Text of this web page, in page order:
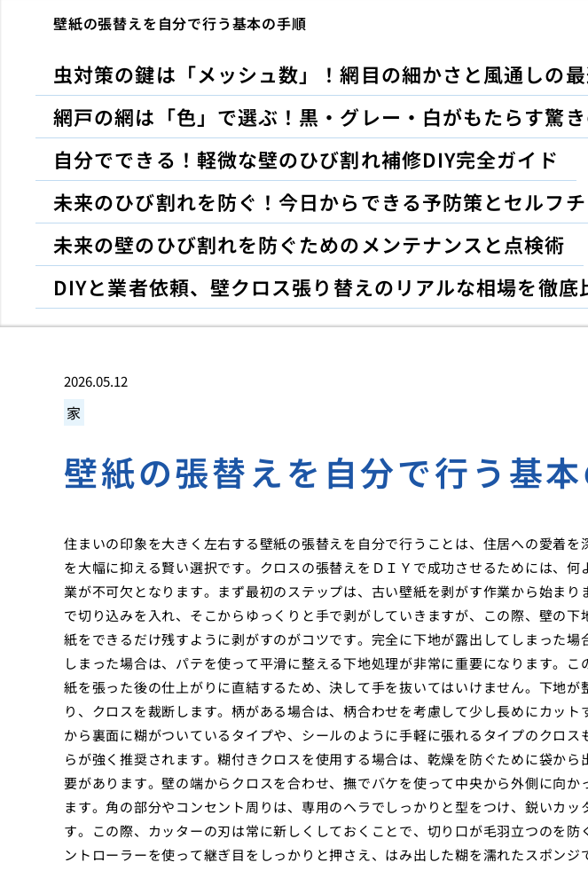
壁紙の張替えを自分で行う基本の手順
虫対策の鍵は「メッシュ数」！網目の細かさと風通しの
網戸の網は「色」で選ぶ！黒・グレー・白がもたらす驚
自分でできる！軽微な壁のひび割れ補修DIY完全ガイド
未来のひび割れを防ぐ！今日からできる予防策とセルフ
未来の壁のひび割れを防ぐためのメンテナンスと点検術
DIYと業者依頼、壁クロス張り替えのリアルな相場を徹底
2026.05.12
家
壁紙の張替えを自分で行う基
住まいの印象を大きく左右する壁紙の張替えを自分で行うことは、住居への愛着
を大幅に抑える賢い選択です。クロスの張替えをＤＩＹで成功させるためには、
業が不可欠となります。まず最初のステップは、古い壁紙を剥がす作業から始ま
で切り込みを入れ、そこからゆっくりと手で剥がしていきますが、この際、壁の
紙をできるだけ残すように剥がすのがコツです。完全に下地が露出してしまった
しまった場合は、パテを使って平滑に整える下地処理が非常に重要になります。
紙を張った後の仕上がりに直結するため、決して手を抜いてはいけません。下地
り、クロスを裁断します。柄がある場合は、柄合わせを考慮して少し長めにカッ
から裏面に糊がついているタイプや、シールのように手軽に張れるタイプのクロ
らが強く推奨されます。糊付きクロスを使用する場合は、乾燥を防ぐために袋か
要があります。壁の端からクロスを合わせ、撫でバケを使って中央から外側に向
ます。角の部分やコンセント周りは、専用のヘラでしっかりと型をつけ、鋭いカッ
す。この際、カッターの刃は常に新しくしておくことで、切り口が毛羽立つのを防
ントローラーを使って継ぎ目をしっかりと押さえ、はみ出した糊を濡れたスポン